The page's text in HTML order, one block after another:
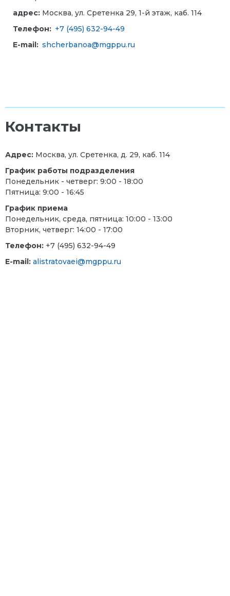
адрес: Москва, ул. Сретенка 29, 1-й этаж, каб. 114
Телефон: +7 (495) 632-94-49
E-mail: shcherbanoa@mgppu.ru
Контакты
Адрес: Москва, ул. Сретенка, д. 29, каб. 114
График работы подразделения
Понедельник - четверг: 9:00 - 18:00
Пятница: 9:00 - 16:45
График приема
Понедельник, среда, пятница: 10:00 - 13:00
Вторник, четверг: 14:00 - 17:00
Телефон: +7 (495) 632-94-49
E-mail: alistratovaei@mgppu.ru